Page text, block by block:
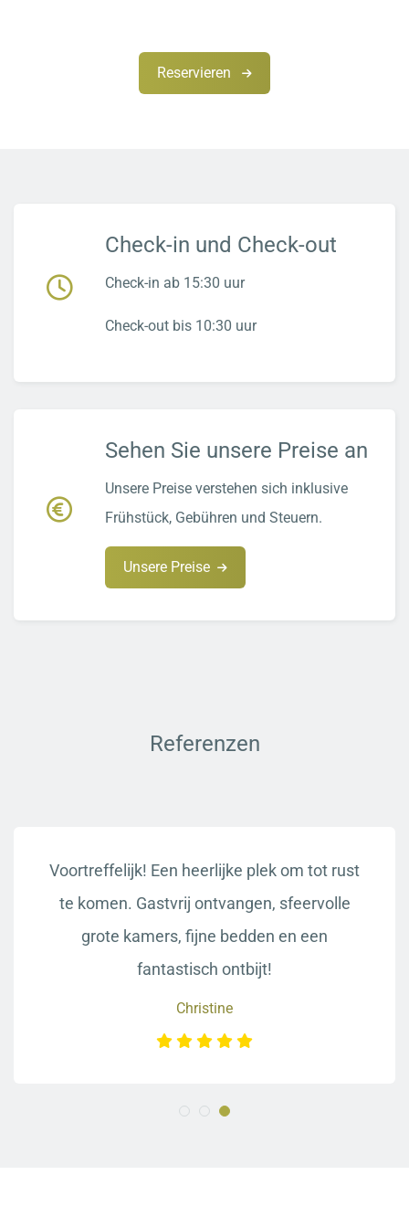
Reservieren
Check-in und Check-out
Check-in ab 15:30 uur
Check-out bis 10:30 uur
Sehen Sie unsere Preise an
Unsere Preise verstehen sich inklusive
Frühstück, Gebühren und Steuern.
Unsere Preise
Referenzen
Christine
Voortreffelijk! Een heerlijke plek om tot rust
te komen. Gastvrij ontvangen, sfeervolle
grote kamers, fijne bedden en een
fantastisch ontbijt!